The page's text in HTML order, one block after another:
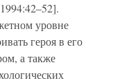
уровне
героя в его
а также